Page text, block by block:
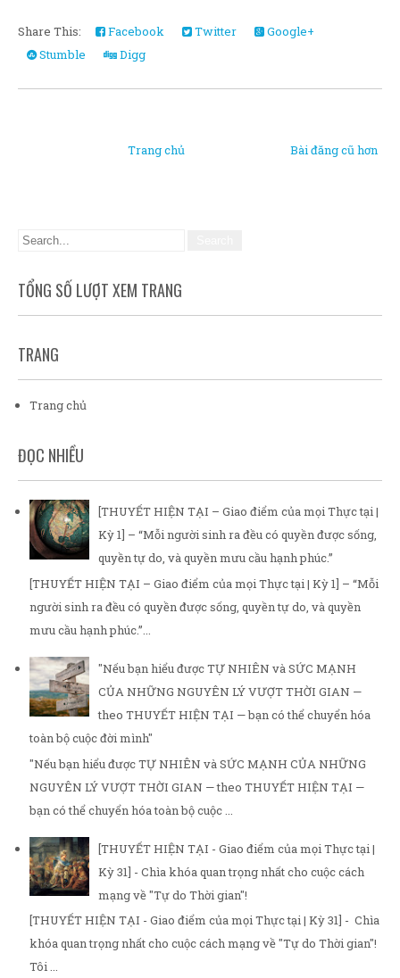
Share This: Facebook Twitter
Google+
Stumble
Digg
Bài đăng cũ hơn
Trang chủ
TỔNG SỐ LƯỢT XEM TRANG
TRANG
Trang chủ
ĐỌC NHIỀU
[THUYẾT HIỆN TẠI – Giao điểm của mọi Thực tại |
Kỳ 1] – “Mỗi người sinh ra đều có quyền được sống,
quyền tự do, và quyền mưu cầu hạnh phúc.”
[THUYẾT HIỆN TẠI – Giao điểm của mọi Thực tại | Kỳ 1] – “Mỗi
người sinh ra đều có quyền được sống, quyền tự do, và quyền
mưu cầu hạnh phúc.”...
"Nếu bạn hiểu được TỰ NHIÊN và SỨC MẠNH
CỦA NHỮNG NGUYÊN LÝ VƯỢT THỜI GIAN —
theo THUYẾT HIỆN TẠI — bạn có thể chuyển hóa
toàn bộ cuộc đời mình"
"Nếu bạn hiểu được TỰ NHIÊN và SỨC MẠNH CỦA NHỮNG
NGUYÊN LÝ VƯỢT THỜI GIAN — theo THUYẾT HIỆN TẠI —
bạn có thể chuyển hóa toàn bộ cuộc ...
[THUYẾT HIỆN TẠI - Giao điểm của mọi Thực tại |
Kỳ 31] - Chìa khóa quan trọng nhất cho cuộc cách
mạng về "Tự do Thời gian"!
[THUYẾT HIỆN TẠI - Giao điểm của mọi Thực tại | Kỳ 31] - Chìa
khóa quan trọng nhất cho cuộc cách mạng về "Tự do Thời gian"!
Tôi ...